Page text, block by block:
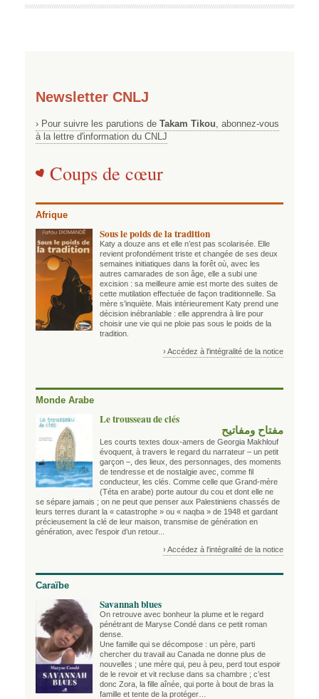
Newsletter CNLJ
› Pour suivre les parutions de Takam Tikou , abonnez-vous
à la lettre d'information du CNLJ
Coups de cœur
Afrique
Sous le poids de la tradition
Katy a douze ans et elle n’est pas scolarisée. Elle
revient profondément triste et changée de ses deux
semaines initiatiques dans la forêt où, avec les
autres camarades de son âge, elle a subi une
excision : sa meilleure amie est morte des suites de
cette mutilation effectuée de façon traditionnelle. Sa
mère s’inquiète. Mais intérieurement Katy prend une
décision inébranlable : elle apprendra à lire pour
choisir une vie qui ne ploie pas sous le poids de la
tradition.
› Accédez à l'intégralité de la notice
Monde Arabe
Le trousseau de clés
مفتاح ومفاتيح
Les courts textes doux-amers de Georgia Makhlouf
évoquent, à travers le regard du narrateur – un petit
garçon –, des lieux, des personnages, des moments
de tendresse et de nostalgie avec, comme fil
conducteur, les clés. Comme celle que Grand-mère
(Téta en arabe) porte autour du cou et dont elle ne
se sépare jamais ; on ne peut que penser aux Palestiniens chassés de
leurs terres durant la « catastrophe » ou « naqba » de 1948 et gardant
précieusement la clé de leur maison, transmise de génération en
génération, avec l’espoir d’un retour...
› Accédez à l'intégralité de la notice
Caraïbe
Savannah blues
On retrouve avec bonheur la plume et le regard
pénétrant de Maryse Condé dans ce petit roman
dense.
Une famille qui se décompose : un père, parti
chercher du travail au Canada ne donne plus de
nouvelles ; une mère qui, peu à peu, perd tout espoir
de le revoir et vit recluse dans sa chambre ; c’est
donc Zora, la fille aînée, qui porte à bout de bras la
famille et tente de la protéger…